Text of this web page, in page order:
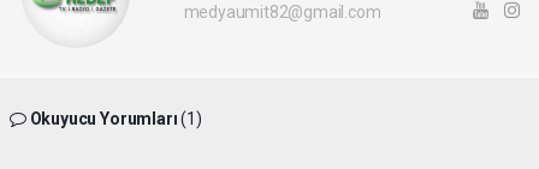
medyaumit82@gmail.com
Okuyucu Yorumları(1)